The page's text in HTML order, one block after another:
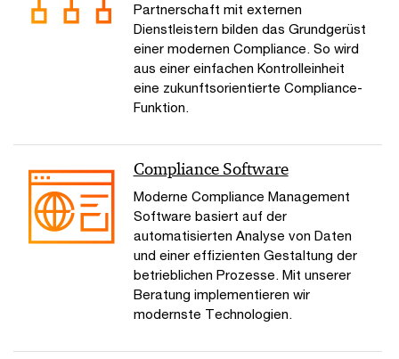
Partnerschaft mit externen
Dienstleistern bilden das Grundgerüst
einer modernen Compliance. So wird
aus einer einfachen Kontrolleinheit
eine zukunftsorientierte Compliance-
Funktion.
Compliance Software
Moderne Compliance Management
Software basiert auf der
automatisierten Analyse von Daten
und einer effizienten Gestaltung der
betrieblichen Prozesse. Mit unserer
Beratung implementieren wir
modernste Technologien.